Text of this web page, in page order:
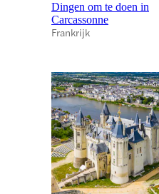
Dingen om te doen in
Carcassonne
Frankrijk